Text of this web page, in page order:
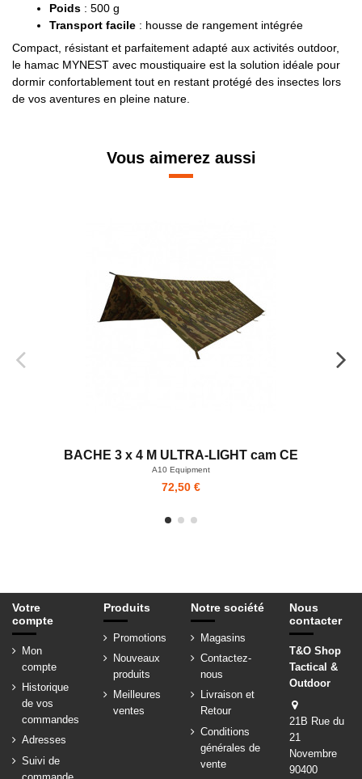
Poids : 500 g
Transport facile : housse de rangement intégrée
Compact, résistant et parfaitement adapté aux activités outdoor,
le hamac MYNEST avec moustiquaire est la solution idéale pour
dormir confortablement tout en restant protégé des insectes lors
de vos aventures en pleine nature.
Vous aimerez aussi
BACHE 3 x 4 M ULTRA-LIGHT cam CE
A10 Equipment
72,50 €
Votre
compte
Mon
compte
Historique
de vos
commandes
Adresses
Suivi de
Produits
Promotions
Nouveaux
produits
Meilleures
ventes
Notre société
Magasins
Contactez-
nous
Livraison et
Retour
Conditions
générales de
vente
Nous
contacter
T&O Shop
Tactical &
Outdoor
21B Rue du
21
Novembre
90400